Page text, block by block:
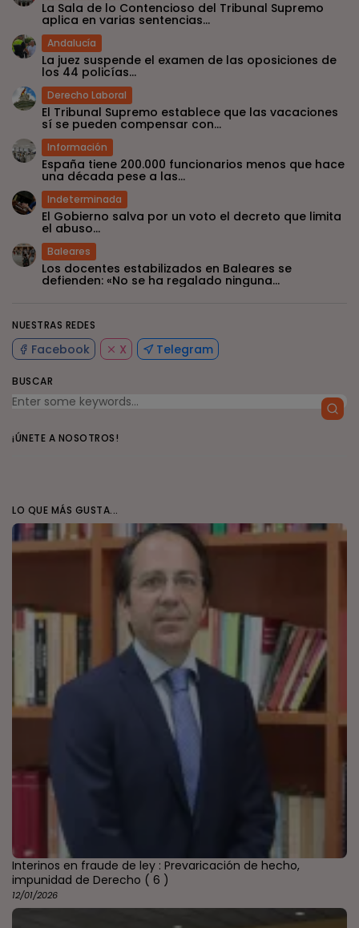
NUESTRAS REDES
Facebook X Telegram
BUSCAR
¡ÚNETE A NOSOTROS!
LO QUE MÁS GUSTA...
Interinos en fraude de ley : Prevaricación de hecho,
impunidad de Derecho ( 6 )
12/01/2026
La Sala de lo Contencioso del Tribunal Supremo
aplica en varias sentencias...
Andalucía
La juez suspende el examen de las oposiciones de
los 44 policías...
Derecho Laboral
El Tribunal Supremo establece que las vacaciones
sí se pueden compensar con...
Información
España tiene 200.000 funcionarios menos que hace
una década pese a las...
Indeterminada
El Gobierno salva por un voto el decreto que limita
el abuso...
Baleares
Los docentes estabilizados en Baleares se
defienden: «No se ha regalado ninguna...